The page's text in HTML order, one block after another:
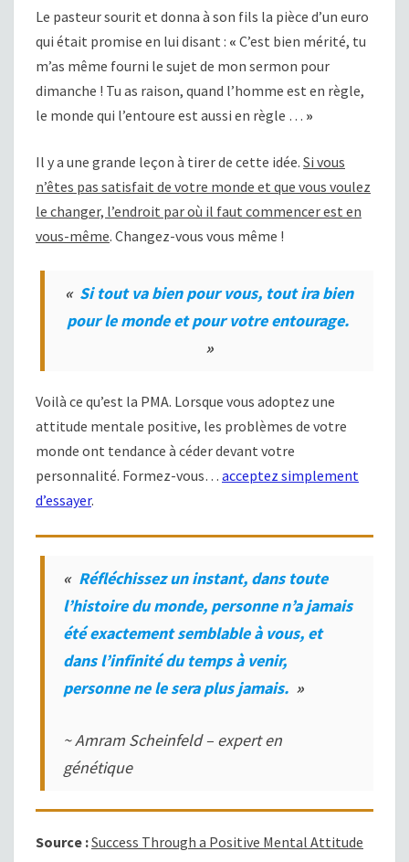
Le pasteur sourit et donna à son fils la pièce d’un euro
qui était promise en lui disant : « C’est bien mérité, tu
m’as même fourni le sujet de mon sermon pour
dimanche ! Tu as raison, quand l’homme est en règle,
le monde qui l’entoure est aussi en règle … »
Il y a une grande leçon à tirer de cette idée. Si vous
n’êtes pas satisfait de votre monde et que vous voulez
le changer, l’endroit par où il faut commencer est en
vous-même. Changez-vous vous même !
« Si tout va bien pour vous, tout ira bien
pour le monde et pour votre entourage.
»
Voilà ce qu’est la PMA. Lorsque vous adoptez une
attitude mentale positive, les problèmes de votre
monde ont tendance à céder devant votre
personnalité. Formez-vous… acceptez simplement
d’essayer.
« Réfléchissez un instant, dans toute
l’histoire du monde, personne n’a jamais
été exactement semblable à vous, et
dans l’infinité du temps à venir,
personne ne le sera plus jamais. »
~ Amram Scheinfeld – expert en
génétique
Source :Success Through a Positive Mental Attitude